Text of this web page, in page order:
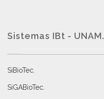
Sistemas IBt - UNAM.
SiBioTec
SiGABioTec.